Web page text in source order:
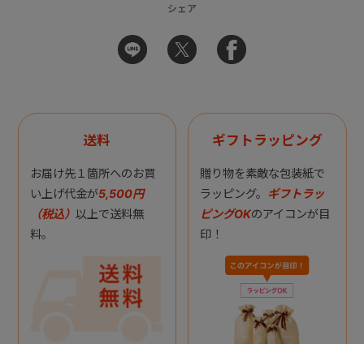
シェア
送料
お届け先１箇所へのお買
い上げ代金が5,500円
（税込） 以上で送料無
料。
ギフトラッピング
贈り物を素敵な包装紙で
ラッピング。 ギフトラッ
ピングOKのアイコンが目
印！